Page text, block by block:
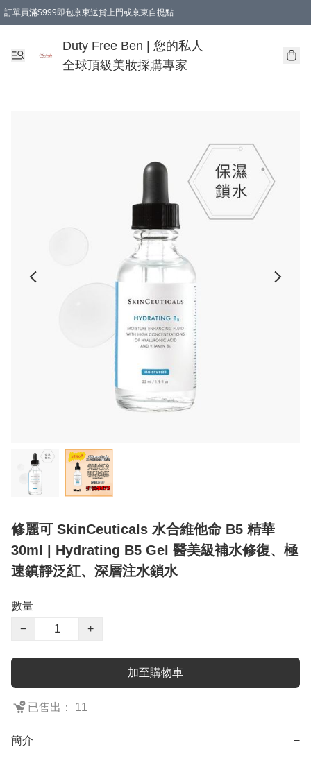
訂單買滿$999即包京東送貨上門或京東自提點
Duty Free Ben | 您的私人
全球頂級美妝採購專家
修麗可 SkinCeuticals 水合維他命 B5 精華
30ml | Hydrating B5 Gel 醫美級補水修復、極
速鎮靜泛紅、深層注水鎖水
數量
−
+
加至購物車
已售出： 11
簡介 −